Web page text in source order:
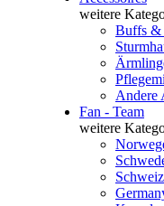
weitere
Buffs &
Andere
Fan - Team
weitere
Schweiz